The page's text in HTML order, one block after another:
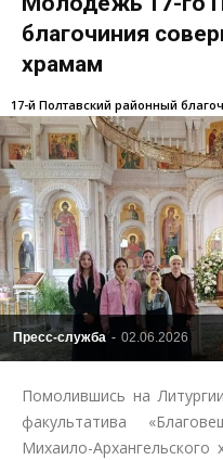
благочиния
храмам
Пресс-служба - 02.06.2026
17-й Полтавский районный
Помолившись на
факультатива
Михаило-Архангельского